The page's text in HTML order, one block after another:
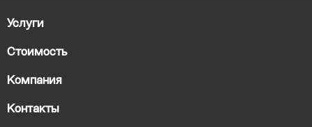
Услуги
Стоимость
Компания
Контакты